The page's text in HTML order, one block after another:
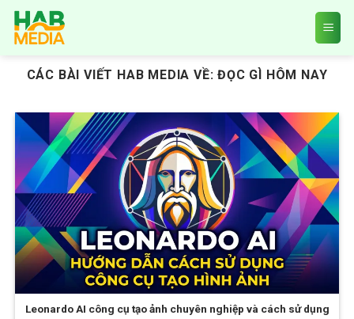
Skip
content
CÁC BÀI VIẾT HAB MEDIA VỀ:ĐỌC GÌ HÔM NAY
Leonardo AI công cụ tạo ảnh chuyên nghiệp và cách sử dụng